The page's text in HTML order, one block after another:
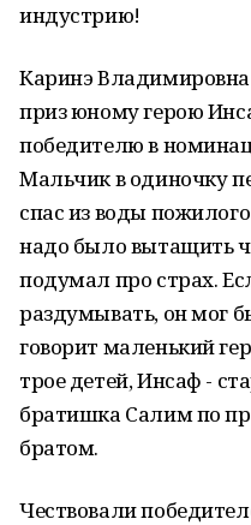
индустрию!
Каринэ
приз юному герою
победителю в
Мальчик в одиночку
спас из воды
надо было вытащить
подумал про страх.
раздумывать, он мог
говорит маленький
трое детей, Инсаф -
братишка Салим по
братом.
Чествовали